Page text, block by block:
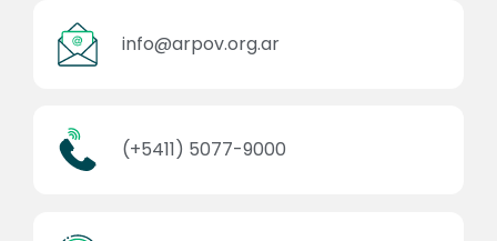
info@arpov.org.ar
(+5411) 5077-9000